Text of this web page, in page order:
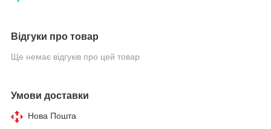
Відгуки про товар
Ще немає відгуків про цей товар
Умови доставки
Нова Пошта